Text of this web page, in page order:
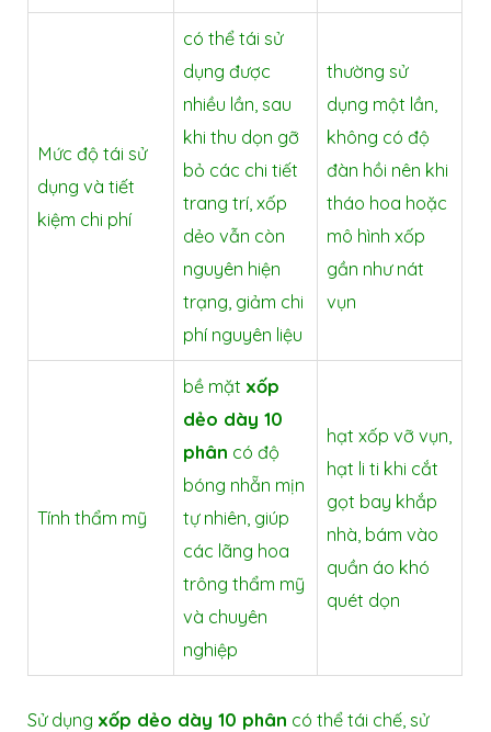
Mức độ tái sử
dụng và tiết
kiệm chi phí
có thể tái sử
dụng được
nhiều lần, sau
khi thu dọn gỡ
bỏ các chi tiết
trang trí, xốp
dẻo vẫn còn
nguyên hiện
trạng, giảm chi
phí nguyên liệu
thường sử
dụng một lần,
không có độ
đàn hồi nên khi
tháo hoa hoặc
mô hình xốp
gần như nát
vụn
Tính thẩm mỹ
bề mặt xốp
dẻo dày 10
phân có độ
bóng nhẵn mịn
tự nhiên, giúp
các lãng hoa
trông thẩm mỹ
và chuyên
nghiệp
hạt xốp vỡ vụn,
hạt li ti khi cắt
gọt bay khắp
nhà, bám vào
quần áo khó
quét dọn
Sử dụng xốp dẻo dày 10 phân có thể tái chế, sử